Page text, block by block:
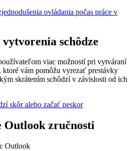
ovládania počas práce v
schôdze
viac možností pri vytváraní
ktoré vám pomôžu vyrezať prestávky
skrátením schôdzí v závislosti od ich
skôr alebo začať neskor
Outlook zručnosti